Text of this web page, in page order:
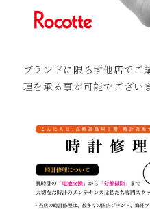
ブランドに限らず他店でご
理を承る事が可能でございま